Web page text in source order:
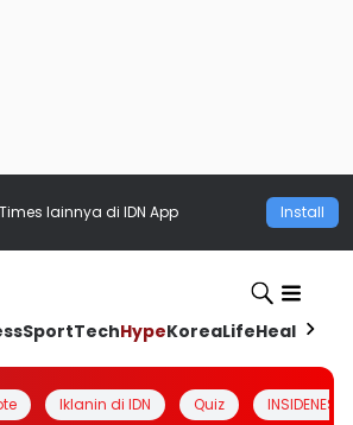
lainnya di IDN App Install
SportTechHypeKoreaLifeHealth
Iklanin di IDN Quiz INSIDENESIA